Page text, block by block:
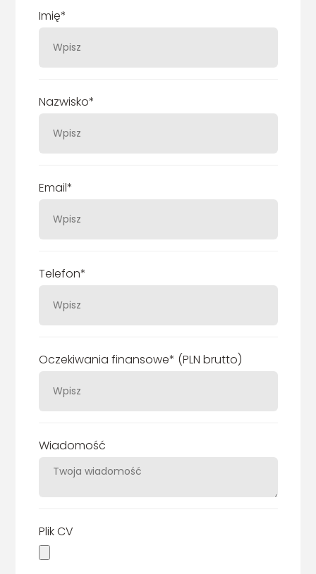
Imię*
Nazwisko*
Email*
Telefon*
Oczekiwania finansowe* (PLN brutto)
Wiadomość
Plik CV